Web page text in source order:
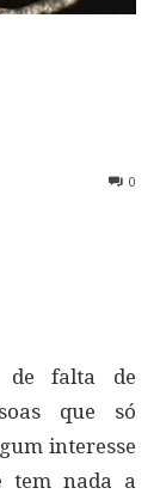
0
de falta de
que só
interesse
tem nada a